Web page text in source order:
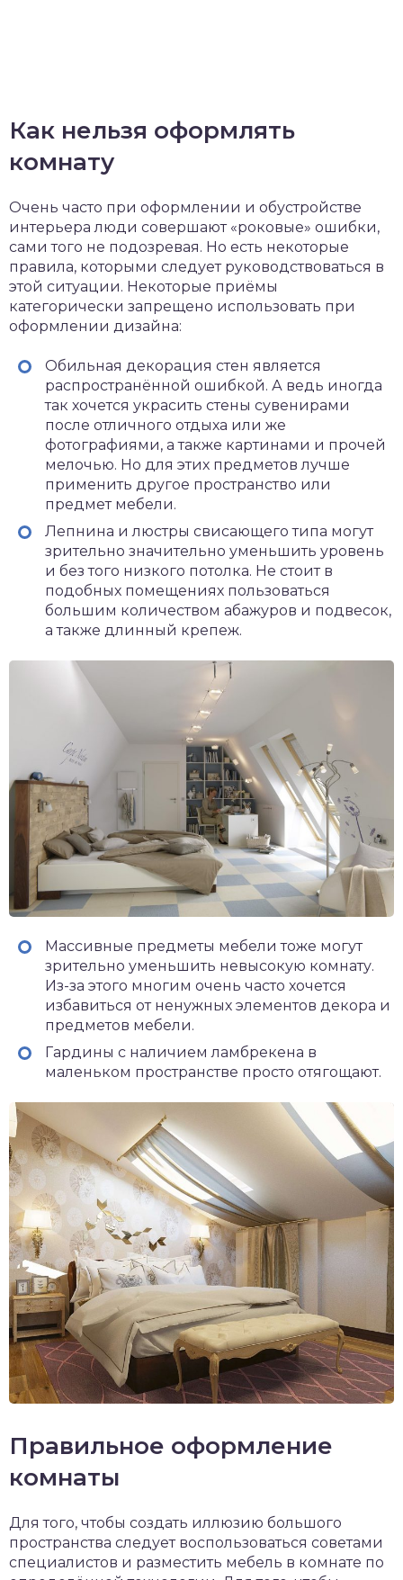
Как нельзя оформлять
комнату
Очень часто при оформлении и обустройстве
интерьера люди совершают «роковые» ошибки,
сами того не подозревая. Но есть некоторые
правила, которыми следует руководствоваться в
этой ситуации. Некоторые приёмы
категорически запрещено использовать при
оформлении дизайна:
Обильная декорация стен является
распространённой ошибкой. А ведь иногда
так хочется украсить стены сувенирами
после отличного отдыха или же
фотографиями, а также картинами и прочей
мелочью. Но для этих предметов лучше
применить другое пространство или
предмет мебели.
Лепнина и люстры свисающего типа могут
зрительно значительно уменьшить уровень
и без того низкого потолка. Не стоит в
подобных помещениях пользоваться
большим количеством абажуров и подвесок,
а также длинный крепеж.
Массивные предметы мебели тоже могут
зрительно уменьшить невысокую комнату.
Из-за этого многим очень часто хочется
избавиться от ненужных элементов декора и
предметов мебели.
Гардины с наличием ламбрекена в
маленьком пространстве просто отягощают.
Правильное оформление
комнаты
Для того, чтобы создать иллюзию большого
пространства следует воспользоваться советами
специалистов и разместить мебель в комнате по